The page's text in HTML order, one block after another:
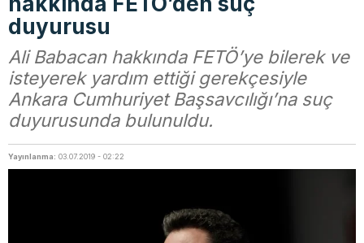
duyurusu
Ali Babacan hakkında FETÖ’ye bilerek ve
isteyerek yardım ettiği gerekçesiyle
Ankara Cumhuriyet Başsavcılığı’na suç
duyurusunda bulunuldu.
Yayınlanma: 03.07.2019 - 02:22